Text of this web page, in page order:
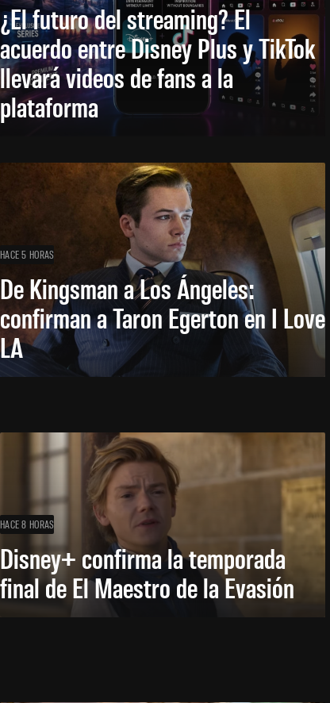
¿El futuro del streaming? El
acuerdo entre Disney Plus y TikTok
llevará videos de fans a la
plataforma
HACE 5 HORAS
De Kingsman a Los Ángeles:
confirman a Taron Egerton en I Love
LA
HACE 8 HORAS
Disney+ confirma la temporada
final de El Maestro de la Evasión